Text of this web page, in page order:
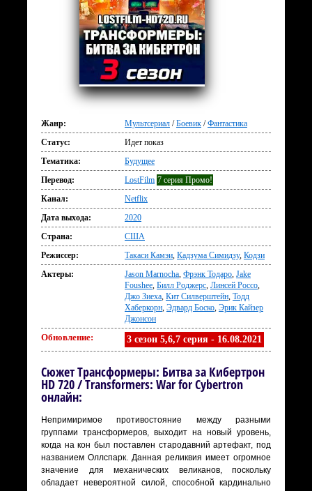
Жанр: Мультсериал /Боевик /Фантастика
Статус:
Идет показ
Тематика:
Будущее
Перевод:
LostFilm 7 серия Промо!
Канал:
Netflix
Дата выхода:
2020
Страна:
США
Режиссер:
Такаси Камэи, Кадзума Симидзу, Кодзи
Актеры:
Jason Marnocha, Фрэнк Тодаро, Jake
Foushee, Билл Роджерс, Линсей Россо,
Джо Зиеха, Кит Силверштейн, Тодд
Хаберкорн, Эдвард Боско, Эрик Кайзер
Джонсон
Обновление: 3 сезон 5,6,7 серия - 16.08.2021
Сюжет Трансформеры: Битва за Кибертрон
HD 720 / Transformers: War for Cybertron
онлайн:
Непримиримое противостояние между разными
группами трансформеров, выходит на новый уровень,
когда на кон был поставлен стародавний артефакт, под
названием Оллспарк. Данная реликвия имеет огромное
значение для механических великанов, поскольку
обладает невероятной силой, способной кардинально